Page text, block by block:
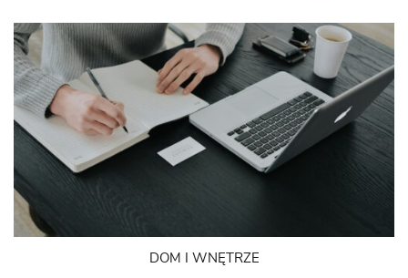
DOM I WNĘTRZE